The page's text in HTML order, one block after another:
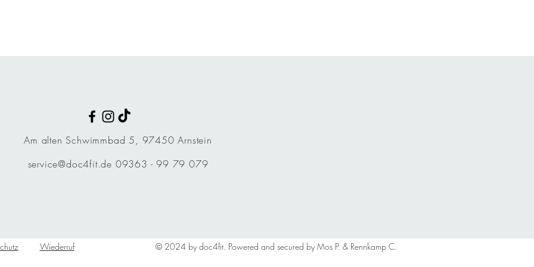
Am alten Schwimmbad 5, 97450 Arnstein
service@doc4fit.de 09363 - 99 79 079
Wiederruf © 2024 by doc4fit. Powered and secured by Mos P. & Rennkamp C.